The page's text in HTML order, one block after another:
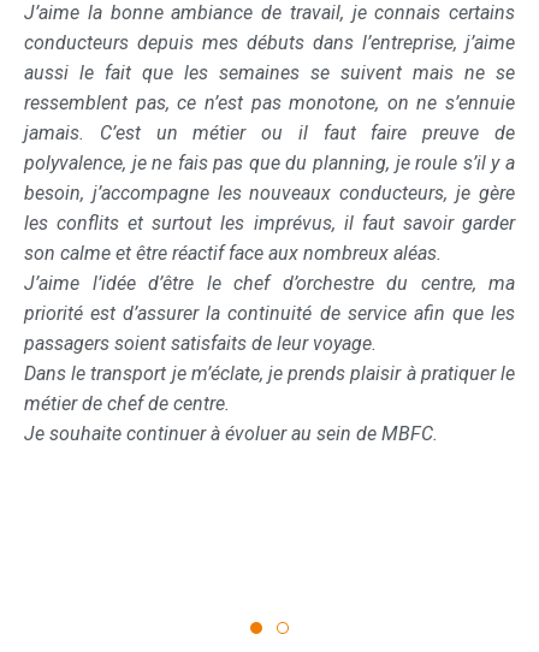
C’était l’opportunité de gagner en compétence. Dans mon
ancienne entreprise, c’était compliqué d’évoluer en interne
puisque très peu de postes se libéraient.
J’ai été très bien accueillie au sein de MBFC, Pauline
(adjointe d’exploitation sur Thise) et Brahim (Chef de
centre de Thise) se sont occupés de ma formation. Je me
suis tout de suite sentie à ma place dans l’équipe, on
s’entraide énormément. Je suis très épanouie en tant
qu’assistant•e d’exploitation, je ne regrette pas du tout
d’avoir pris la décision de changer de travail. La conduite
me manque un peu parfois. Mais passer d’une très grosse
structure à une plus petite est appréciable, l’ambiance ici
est plus familiale. J’aime prendre le temps d’échanger
avec mes collègues. Ce changement m’a fait gagner en
compétence, en qualité de vie, personnelle et